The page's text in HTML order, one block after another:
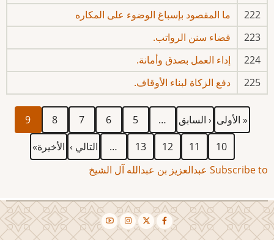
222
ما المقصود بإسباغ الوضوء على المكاره
223
قضاء سنن الرواتب.
224
إداء العمل بصدق وأمانة.
225
دفع الزكاة لبناء الأوقاف.
Pagination
First
page
« الأولى
Previous
page
‹ السابق … الصفحة
5 الصفحة
6 الصفحة
7 الصفحة
8
Current
page
9
الصفحة
10 الصفحة
11 الصفحة
12 الصفحة
13
…
Next
page
التالي › Last
page
الأخيرة»
Subscribe to عبدالعزيز بن عبدالله آل الشيخ